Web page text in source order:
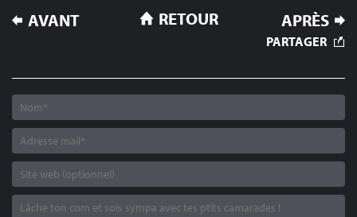
NAVIGATION
DE
AVANT APRÈS
RETOUR
PARTAGER